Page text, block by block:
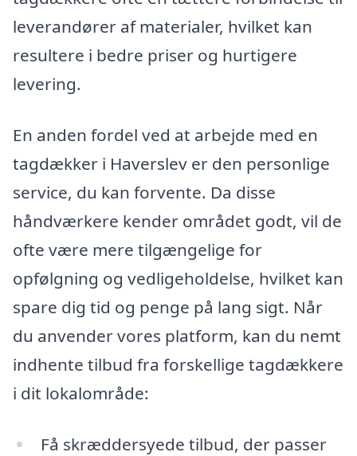
leverandører af materialer, hvilket kan
resultere i bedre priser og hurtigere
levering.
En anden fordel ved at arbejde med en
tagdækker i Haverslev er den personlige
service, du kan forvente. Da disse
håndværkere kender området godt, vil de
ofte være mere tilgængelige for
opfølgning og vedligeholdelse, hvilket kan
spare dig tid og penge på lang sigt. Når
du anvender vores platform, kan du nemt
indhente tilbud fra forskellige tagdækkere
i dit lokalområde:
Få skræddersyede tilbud, der passer